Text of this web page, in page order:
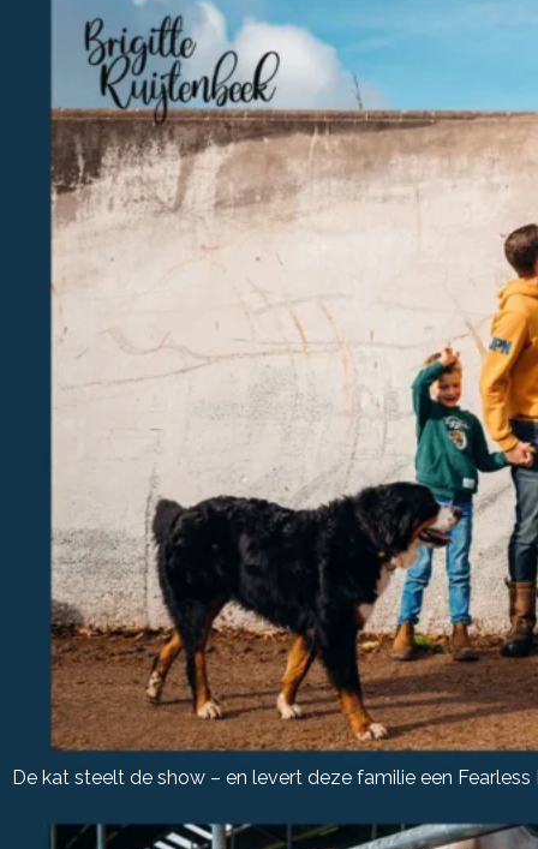
De kat steelt de show – en levert deze familie een